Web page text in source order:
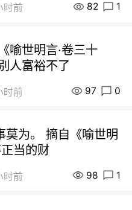
时前 82 1
喻世明言·卷三十
人富裕不了
时前 97 0
莫为。 摘自《喻世明
当的财
时前 98 1